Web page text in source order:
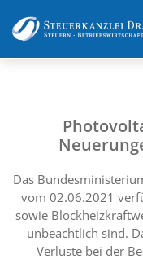
Das
vom 02.06.2021
sowie
unbeachtlich sind.
Verluste bei der